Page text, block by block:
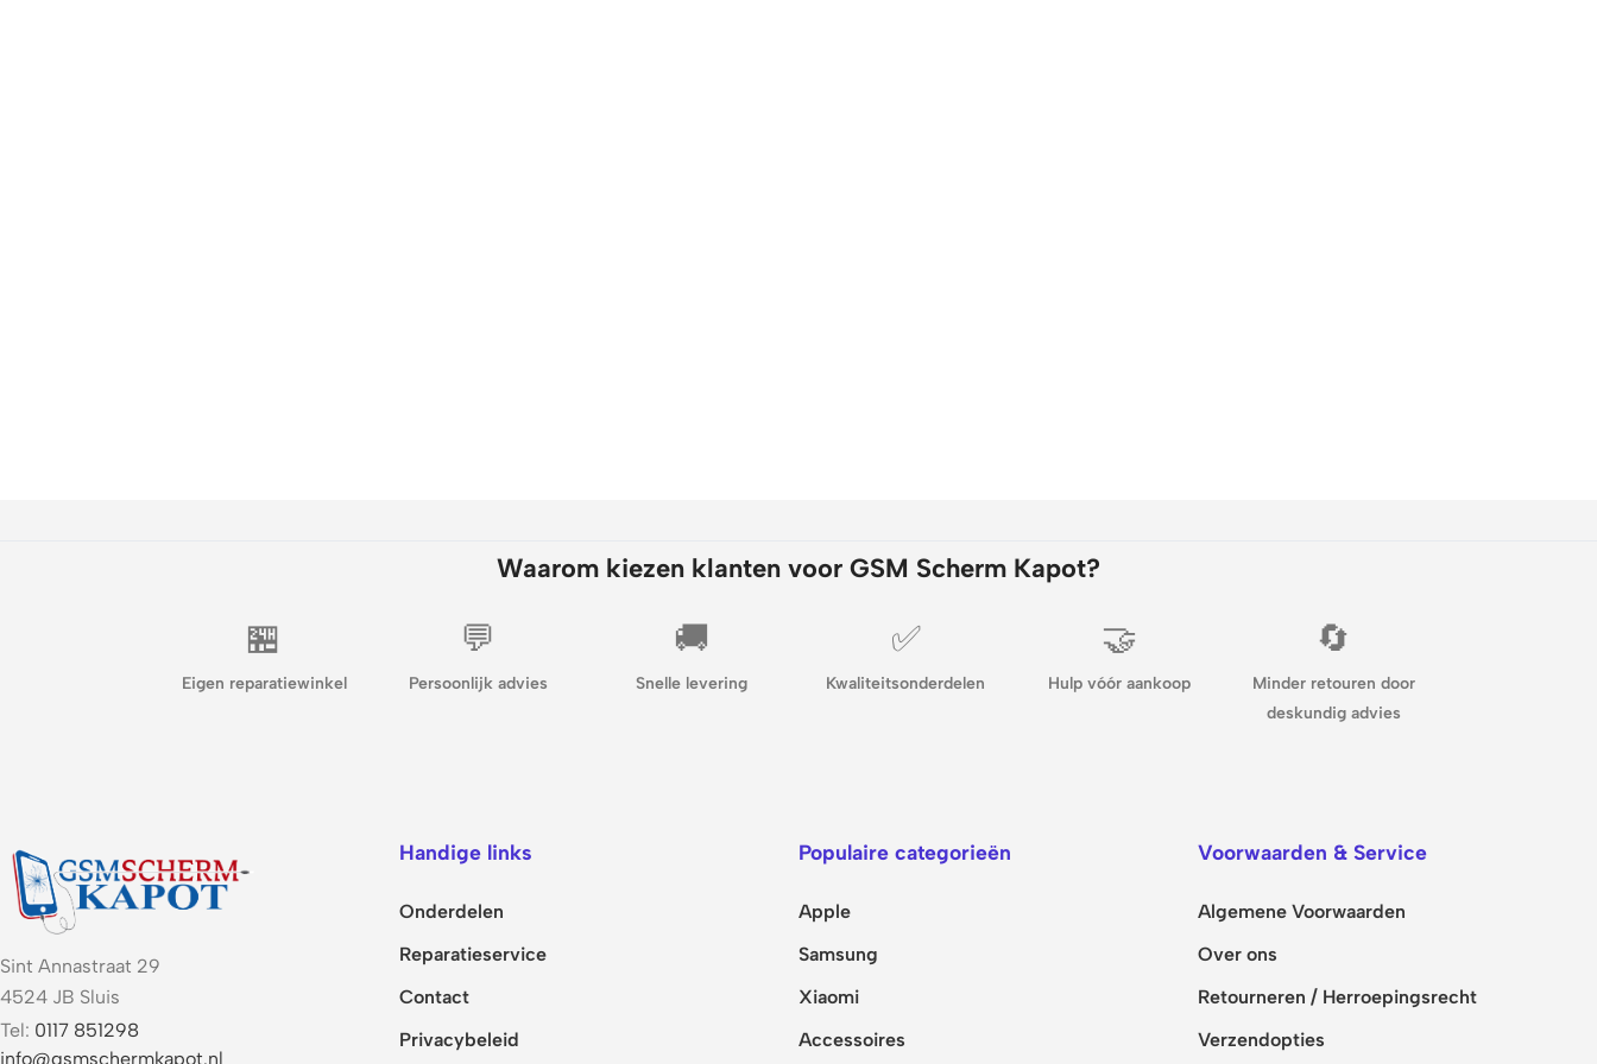
Waarom kiezen klanten voor GSM Scherm Kapot?
🏪
Eigen reparatiewinkel
💬
Persoonlijk advies
🚚
Snelle levering
✅
Kwaliteitsonderdelen
🤝
Hulp vóór aankoop
🔄
Minder retouren door
deskundig advies
Sint Annastraat 29
4524 JB Sluis
Tel: 0117 851298
info@gsmschermkapot.nl
Handige links
Onderdelen
Reparatieservice
Contact
Privacybeleid
Populaire categorieën
Apple
Samsung
Xiaomi
Accessoires
Voorwaarden & Service
Algemene Voorwaarden
Over ons
Retourneren / Herroepingsrecht
Verzendopties